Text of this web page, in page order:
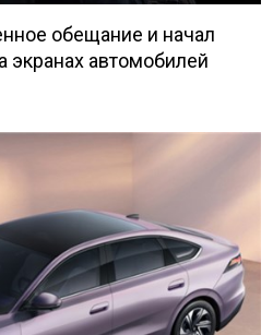
обещание и начал
экранах автомобилей